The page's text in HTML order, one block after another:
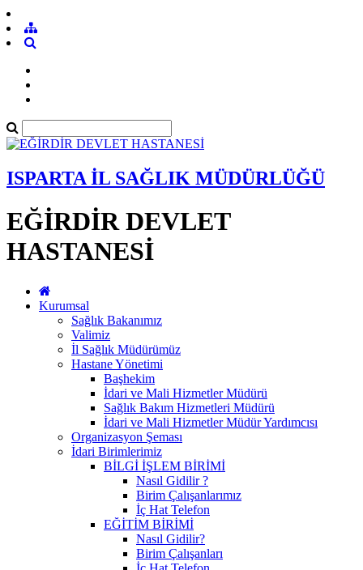
ISPARTA İL SAĞLIK MÜDÜRLÜĞÜ
EĞİRDİR DEVLET
HASTANESİ
Kurumsal
Sağlık Bakanımız
Valimiz
İl Sağlık Müdürümüz
Hastane Yönetimi
Başhekim
İdari ve Mali Hizmetler Müdürü
Sağlık Bakım Hizmetleri Müdürü
İdari ve Mali Hizmetler Müdür Yardımcısı
Organizasyon Şeması
İdari Birimlerimiz
BİLGİ İŞLEM BİRİMİ
Nasıl Gidilir ?
Birim Çalışanlarımız
İç Hat Telefon
EĞİTİM BİRİMİ
Nasıl Gidilir?
Birim Çalışanları